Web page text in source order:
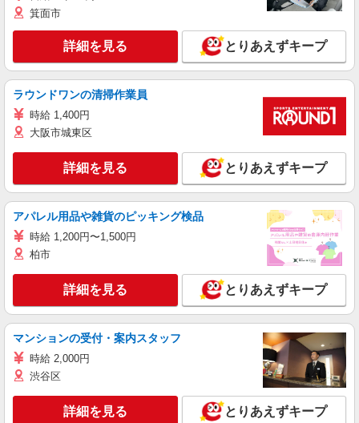
箕面市
詳細を見る とりあえずキープ
ラウンドワンの清掃作業員
時給 1,400円
大阪市城東区
詳細を見る とりあえずキープ
アパレル用品や雑貨のピッキング検品
時給 1,200円〜1,500円
柏市
詳細を見る とりあえずキープ
マンションの受付・案内スタッフ
時給 2,000円
渋谷区
詳細を見る とりあえずキープ